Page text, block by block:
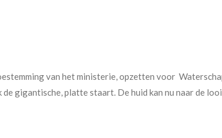
van het ministerie, opzetten voor
gigantische, platte staart. De huid kan nu naar de